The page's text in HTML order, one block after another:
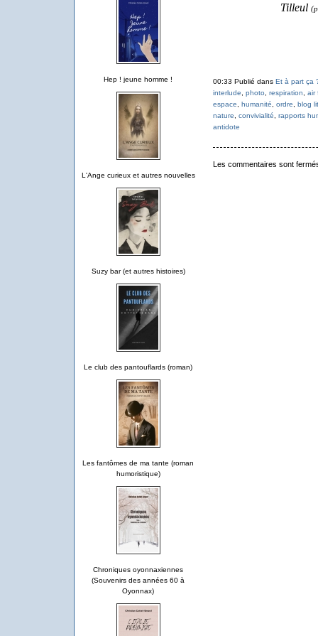
Hep ! jeune homme !
L'Ange curieux et autres nouvelles
Suzy bar (et autres histoires)
Le club des pantouflards (roman)
Les fantômes de ma tante (roman
humoristique)
Chroniques oyonnaxiennes
(Souvenirs des années 60 à
Oyonnax)
Tilleul
00:33 Publié dans Et à part ça
interlude
photo respiration
air
espace
humanité ordre
blog
nature
convivialité
rapports
antidote
Les commentaires sont